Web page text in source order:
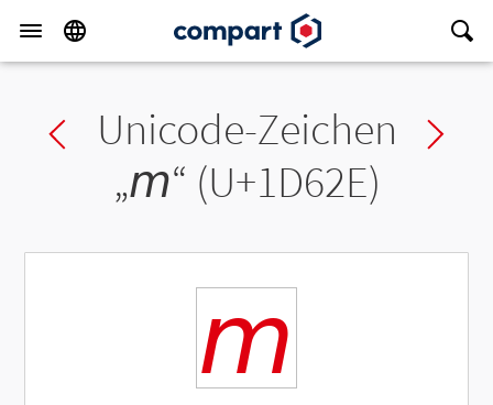
Previous char
Unicode-Zeichen
„𝘮“ (U+1D62E)
𝘮